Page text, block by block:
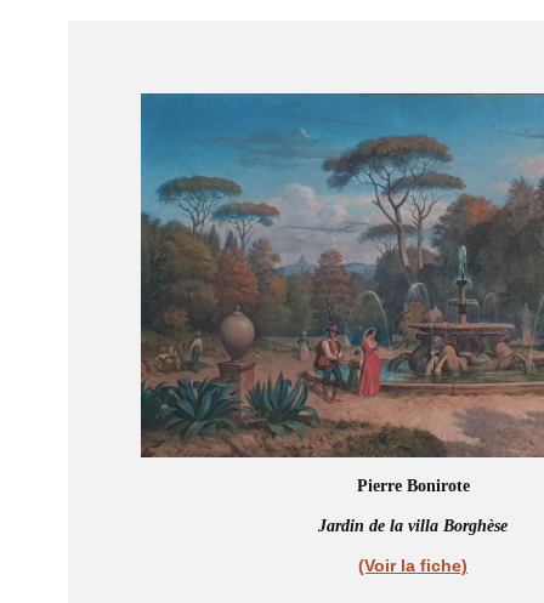
Pierre Bonirote
Jardin de la villa Borghèse
(Voir la fiche)